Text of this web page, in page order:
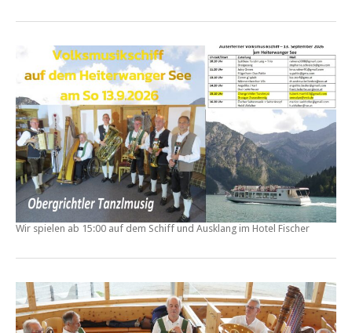
Wir spielen ab 15:00 auf dem Schiff und Ausklang im Hotel Fischer